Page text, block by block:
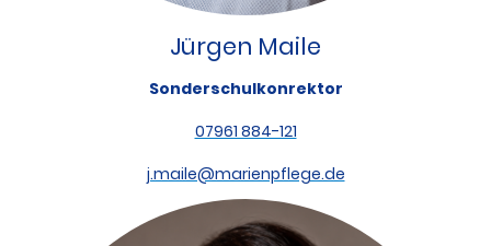
Jürgen Maile
Sonderschulkonrektor
07961 884-121
j.maile@marienpflege.de